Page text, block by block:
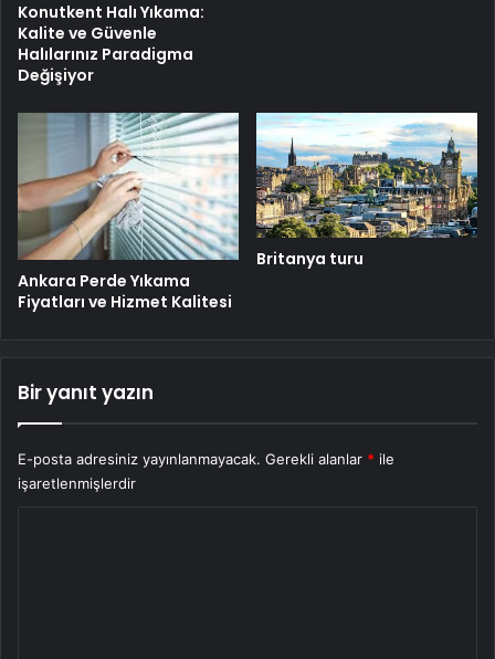
Konutkent Halı Yıkama:
Kalite ve Güvenle
Halılarınız Paradigma
Değişiyor
Ankara Perde Yıkama
Fiyatları ve Hizmet Kalitesi
Britanya turu
Bir yanıt yazın
E-posta adresiniz yayınlanmayacak. Gerekli alanlar * ile
işaretlenmişlerdir